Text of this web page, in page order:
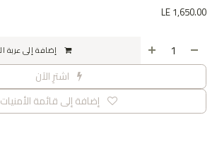
1,650.00
إضافة إلى قائمة الأمنيات